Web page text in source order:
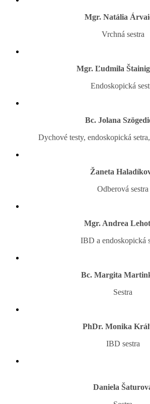
Mgr. Natália
Vrchná sestra
Mgr. Ľudmila
Endoskopická
Bc. Jolana
Dychové testy, endoskopická
Žaneta
Odberová sestra
Mgr. Andrea
IBD a endoskopická
Bc. Margita
Sestra
PhDr. Monika
IBD sestra
Daniela